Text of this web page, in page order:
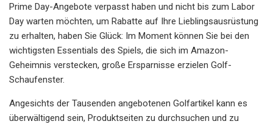
Prime Day-Angebote verpasst haben und nicht bis zum Labor
Day warten möchten, um Rabatte auf Ihre Lieblingsausrüstung
zu erhalten, haben Sie Glück: Im Moment können Sie bei den
wichtigsten Essentials des Spiels, die sich im Amazon-
Geheimnis verstecken, große Ersparnisse erzielen Golf-
Schaufenster.
Angesichts der Tausenden angebotenen Golfartikel kann es
überwältigend sein, Produktseiten zu durchsuchen und zu